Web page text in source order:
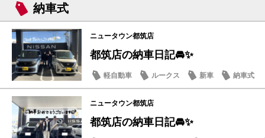
納車式
ニュータウン都筑店
都筑店の納車日記🚘✨
軽自動車 ルークス 新車 納車式
ニュータウン都筑店
都筑店の納車日記🚘✨